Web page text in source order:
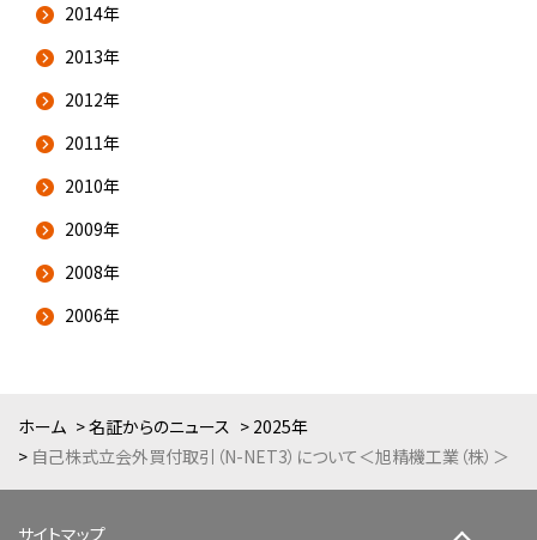
ホーム 名証からのニュース
2025年
自己株式立会外買付取引（N-NET3）について＜旭精機工業（株）＞
2014年
2013年
2012年
2011年
2010年
2009年
2008年
2006年
サイトマップ